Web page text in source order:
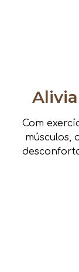
Com
músculos,